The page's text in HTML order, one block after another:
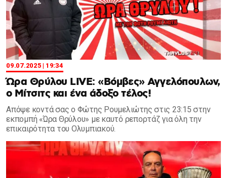
09.07.2025 | 19:34
Ώρα Θρύλου LIVE: «Βόμβες» Αγγελόπουλων,
ο Μίτσιτς και ένα άδοξο τέλος!
Απόψε κοντά σας ο Φώτης Ρουμελιώτης στις 23:15 στην
εκπομπή «Ώρα Θρύλου» με καυτό ρεπορτάζ για όλη την
επικαιρότητα του Ολυμπιακού.